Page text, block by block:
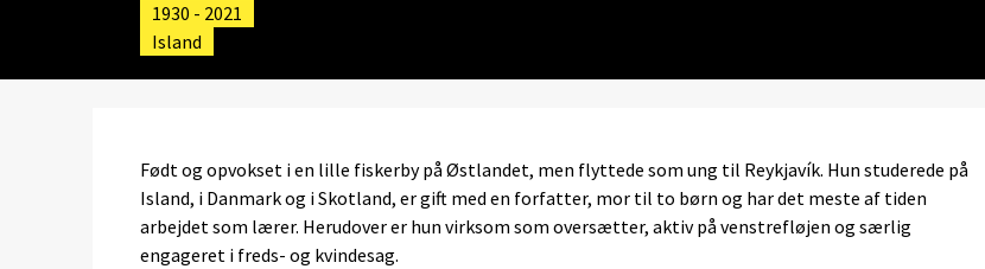
1930 - 2021
Island
Født og opvokset i en lille fiskerby på Østlandet, men flyttede som ung til Reykjavík. Hun studerede på
Island, i Danmark og i Skotland, er gift med en forfatter, mor til to børn og har det meste af tiden
arbejdet som lærer. Herudover er hun virksom som oversætter, aktiv på venstrefløjen og særlig
engageret i freds- og kvindesag.